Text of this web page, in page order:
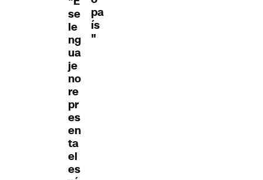
se
le
ng
ua
je
no
re
pr
es
en
ta
el
es
pa
ís
"